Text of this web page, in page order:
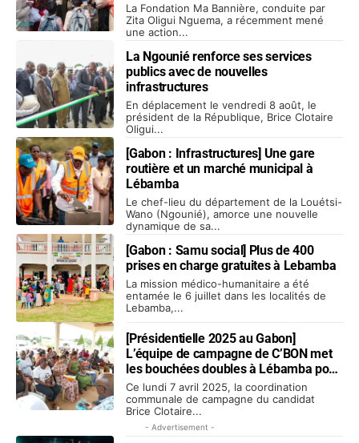
La Fondation Ma Bannière, conduite par
Zita Oligui Nguema, a récemment mené
une action...
La Ngounié renforce ses services
publics avec de nouvelles
infrastructures
En déplacement le vendredi 8 août, le
président de la République, Brice Clotaire
Oligui...
[Gabon : Infrastructures] Une gare
routière et un marché municipal à
Lébamba
Le chef-lieu du département de la Louétsi-
Wano (Ngounié), amorce une nouvelle
dynamique de sa...
[Gabon : Samu social] Plus de 400
prises en charge gratuites à Lebamba
La mission médico-humanitaire a été
entamée le 6 juillet dans les localités de
Lebamba,...
[Présidentielle 2025 au Gabon]
L’équipe de campagne de C’BON met
les bouchées doubles à Lébamba pour
la victoire de son champion
Ce lundi 7 avril 2025, la coordination
communale de campagne du candidat
Brice Clotaire...
- Advertisement -